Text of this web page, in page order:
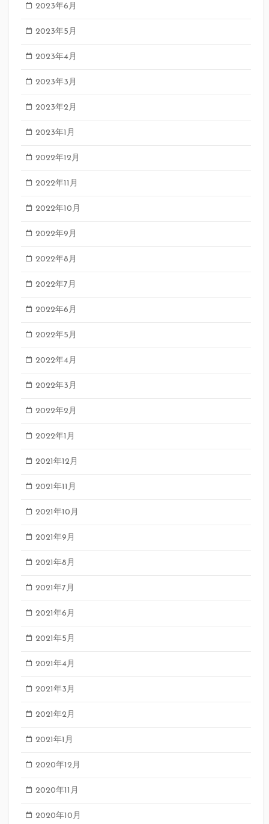
2023年6月
2023年5月
2023年4月
2023年3月
2023年2月
2023年1月
2022年12月
2022年11月
2022年10月
2022年9月
2022年8月
2022年7月
2022年6月
2022年5月
2022年4月
2022年3月
2022年2月
2022年1月
2021年12月
2021年11月
2021年10月
2021年9月
2021年8月
2021年7月
2021年6月
2021年5月
2021年4月
2021年3月
2021年2月
2021年1月
2020年12月
2020年11月
2020年10月